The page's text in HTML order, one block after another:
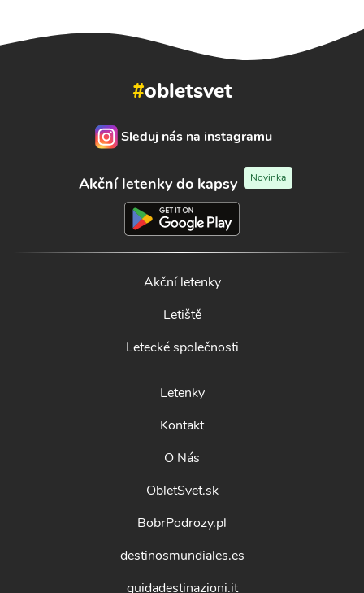
#obletsvet
Sleduj nás na instagramu
Akční letenky do kapsy Novinka
Akční letenky
Letiště
Letecké společnosti
Letenky
Kontakt
O Nás
ObletSvet.sk
BobrPodrozy.pl
destinosmundiales.es
guidadestinazioni.it